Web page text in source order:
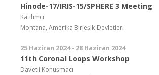
Hinode-17/IRIS-15/SPHERE 3 Meeting
Katılımcı
Montana, Amerika Birleşik Devletleri
25 Haziran 2024 - 28 Haziran 2024
11th Coronal Loops Workshop
Davetli Konuşmacı